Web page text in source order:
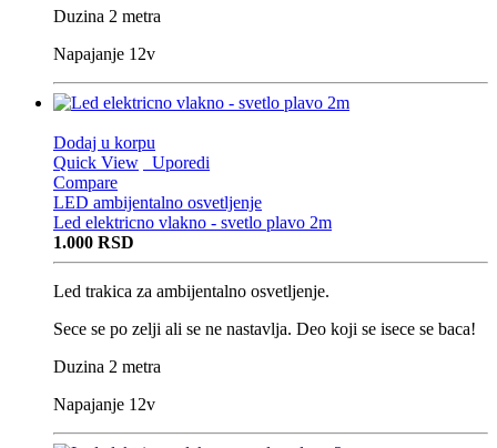
Duzina 2 metra
Napajanje 12v
Dodaj u korpu
Quick View
Uporedi
Compare
LED ambijentalno osvetljenje
Led elektricno vlakno - svetlo plavo 2m
1.000 RSD
Led trakica za ambijentalno osvetljenje.
Sece se po zelji ali se ne nastavlja. Deo koji se isece se baca!
Duzina 2 metra
Napajanje 12v